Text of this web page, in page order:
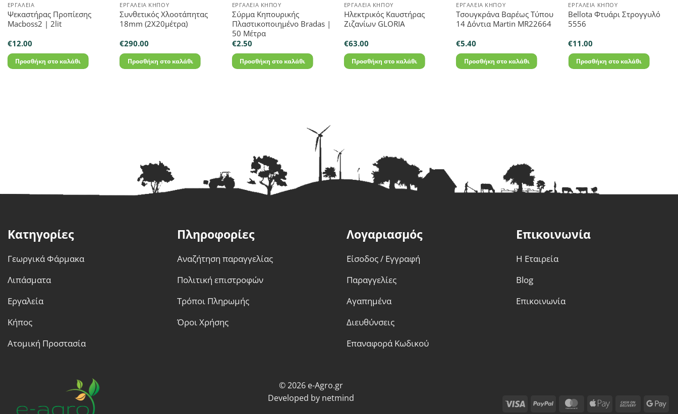
ΕΡΓΑΛΕΊΑ
Ψεκαστήρας Προπίεσης
Macboss2 | 2lit
€12.00
Προσθήκη στο καλάθι
ΕΡΓΑΛΕΊΑ ΚΉΠΟΥ
Συνθετικός Χλοοτάπητας
18mm (2X20μέτρα)
€290.00
Προσθήκη στο καλάθι
ΕΡΓΑΛΕΊΑ ΚΉΠΟΥ
Σύρμα Κηπουρικής
Πλαστικοποιημένο Bradas |
50 Μέτρα
€2.50
Προσθήκη στο καλάθι
ΕΡΓΑΛΕΊΑ ΚΉΠΟΥ
Ηλεκτρικός Καυστήρας
Ζιζανίων GLORIA
€63.00
Προσθήκη στο καλάθι
ΕΡΓΑΛΕΊΑ ΚΉΠΟΥ
Τσουγκράνα Βαρέως Τύπου
14 Δόντια Martin MR22664
€5.40
Προσθήκη στο καλάθι
ΕΡΓΑΛΕΊΑ ΚΉΠΟΥ
Bellota Φτυάρι Στρογγυλό
5556
€11.00
Προσθήκη στο καλάθι
Κατηγορίες
Γεωργικά Φάρμακα
Λιπάσματα
Εργαλεία
Κήπος
Ατομική Προστασία
Πληροφορίες
Αναζήτηση παραγγελίας
Πολιτική επιστροφών
Τρόποι Πληρωμής
Όροι Χρήσης
Λογαριασμός
Είσοδος / Εγγραφή
Παραγγελίες
Αγαπημένα
Διευθύνσεις
Επαναφορά Κωδικού
Επικοινωνία
Η Εταιρεία
Blog
Επικοινωνία
© 2026 e-Agro.gr
Developed by netmind Visa PayPal MasterCard
Apple
Cash